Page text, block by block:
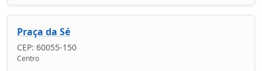
Praça da Sé
CEP: 60055-150
Centro